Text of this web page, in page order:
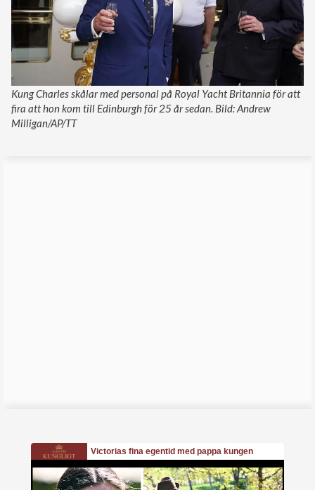
Kung Charles skålar med personal på Royal Yacht Britannia för att
fira att hon kom till Edinburgh för 25 år sedan. Bild: Andrew
Milligan/AP/TT